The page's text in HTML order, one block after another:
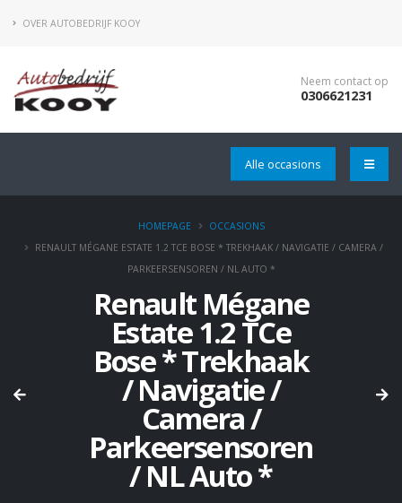
OVER AUTOBEDRIJF KOOY
Neem contact op
0306621231
Alle occasions
HOMEPAGE
OCCASIONS
RENAULT MÉGANE ESTATE 1.2 TCE BOSE * TREKHAAK / NAVIGATIE / CAMERA /
PARKEERSENSOREN / NL AUTO *
Renault Mégane
Estate 1.2 TCe
Bose * Trekhaak
/ Navigatie /
Camera /
Parkeersensoren
/ NL Auto *